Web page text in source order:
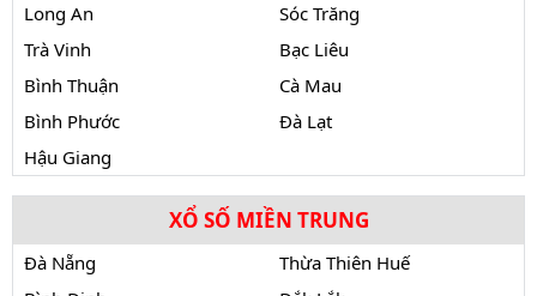
Long An
Sóc Trăng
Trà Vinh
Bạc Liêu
Bình Thuận
Cà Mau
Bình Phước
Đà Lạt
Hậu Giang
XỔ SỐ MIỀN TRUNG
Đà Nẵng
Thừa Thiên Huế